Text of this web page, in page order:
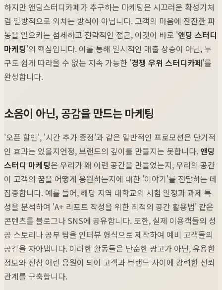
하지만 앤딩스터디카페가 추구하는 마케팅은 시끄러운 확성기처
럼 일방적으로 외치는 방식이 아닙니다. 고객의 마음에 잔잔한 파
동을 일으키는 섬세하고 전략적인 접근, 이것이 바로 '앤딩 스터디
마케팅'의 핵심입니다. 이를 통해 일시적인 매출 상승이 아닌, 누
구도 쉽게 따라올 수 없는 지속 가능한 '경쟁 우위 스터디카페'를
완성합니다.
소음이 아닌, 공감을 만드는 마케팅
'오픈 할인', '시간 추가 증정'과 같은 일반적인 프로모션은 단기적
인 효과는 있을지언정, 브랜드의 깊이를 만들지는 못합니다. 앤딩
스터디 마케팅은 우리가 왜 이런 공간을 만들었는지, 우리의 공간
이 고객의 꿈을 어떻게 응원하는지에 대한 '이야기'를 전달하는 데
집중합니다. 예를 들어, 해당 지역 대학교의 시험 일정과 과제 특
성을 분석하여 'A+ 리포트 작성을 위한 최적의 공간 활용법' 같은
콘텐츠를 블로그나 SNS에 공유합니다. 또한, 실제 이용객들의 성
공 스토리나 공부 팁을 인터뷰 형식으로 제작하여 예비 고객들의
공감을 자아냅니다. 이러한 활동들은 단순한 광고가 아닌, 유용한
정보와 진심 어린 응원이 되어 고객과 브랜드 사이에 강력한 신뢰
관계를 구축합니다.